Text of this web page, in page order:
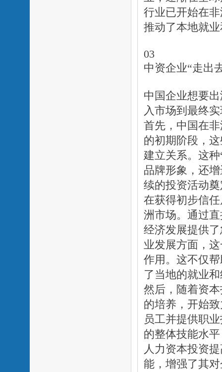
行业已开始在
推动了本地就
03
中资企业“走出
中国企业想要
入市场到最终
首先，中国在
的初期阶段，
建立关系。这
品牌形象，还
续的投资活动
在获得初步信
洲市场。通过
经济发展提供
业发展方面，
作用。这不仅
了当地的就业
然后，随着资
的培养，开始
员工并提供职
的整体技能水
人力资本投资
能，增强了其